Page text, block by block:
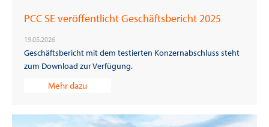
PCC SE veröffentlicht Geschäftsbericht 2025
19.05.2026
Geschäftsbericht mit dem testierten Konzernabschluss steht
zum Download zur Verfügung.
Mehr dazu